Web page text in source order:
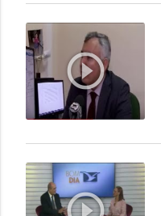
play_circle_outline